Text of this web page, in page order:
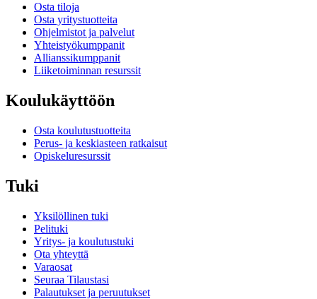
Osta tiloja
Osta yritystuotteita
Ohjelmistot ja palvelut
Yhteistyökumppanit
Allianssikumppanit
Liiketoiminnan resurssit
Koulukäyttöön
Osta koulutustuotteita
Perus- ja keskiasteen ratkaisut
Opiskeluresurssit
Tuki
Yksilöllinen tuki
Pelituki
Yritys- ja koulutustuki
Ota yhteyttä
Varaosat
Seuraa Tilaustasi
Palautukset ja peruutukset